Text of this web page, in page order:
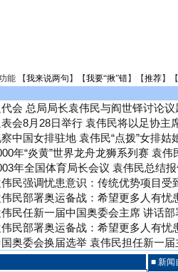
能 【我来说两句 】【我要“揪”错】【推荐】
代会 总局局长袁伟民与阎世铎讨论
表会8月28日举行 袁伟民将以足协主
中国女排驻地 袁伟民“点拨”女排姑
年“炎黄”世界龙舟龙狮系列赛 袁伟
年全国体育局长会议 袁伟民总结
伟民强调忧患意识：传统优势项目受
伟民部署奥运备战：希望更多人有忧
伟民任新一届中国奥委会主席 讲话部
伟民部署奥运备战：希望更多人有忧
奥委会换届选举 袁伟民担任新一届
■ 新闻